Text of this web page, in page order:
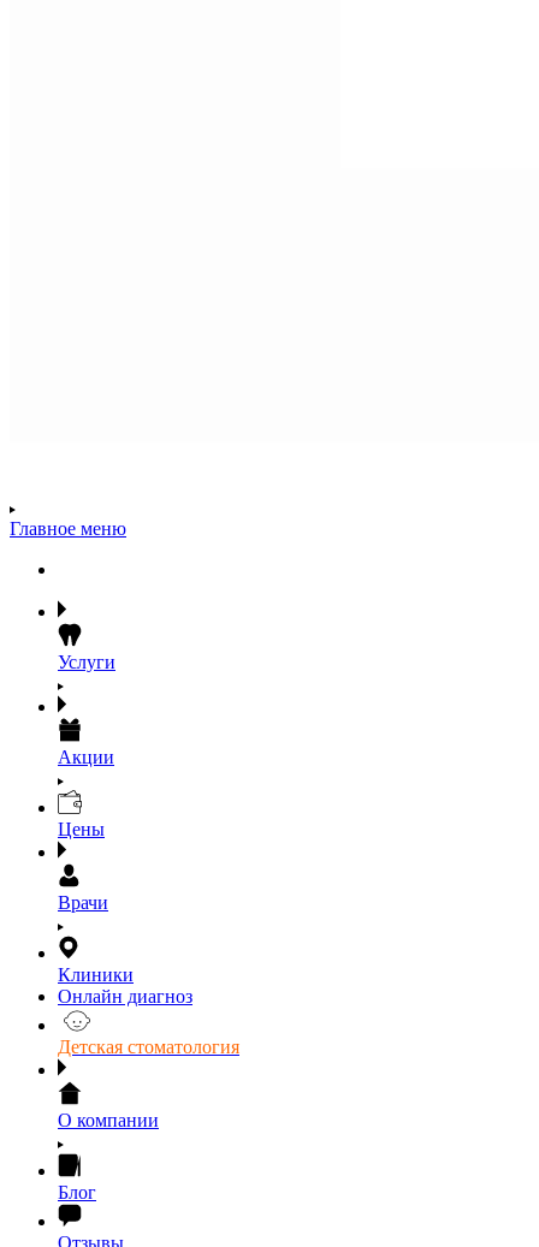
Главное меню
Услуги
Акции
Цены
Врачи
Клиники
Онлайн диагноз
Детская стоматология
О компании
Блог
Отзывы